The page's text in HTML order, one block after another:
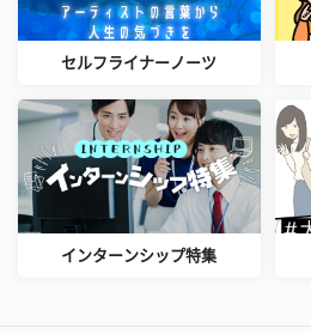
セルフライナーノーツ
インターンシップ特集